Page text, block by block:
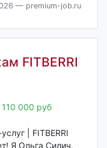
— premium-job.ru
FITBERRI
000 руб
| FITBERRI
Я Ольга Силич,